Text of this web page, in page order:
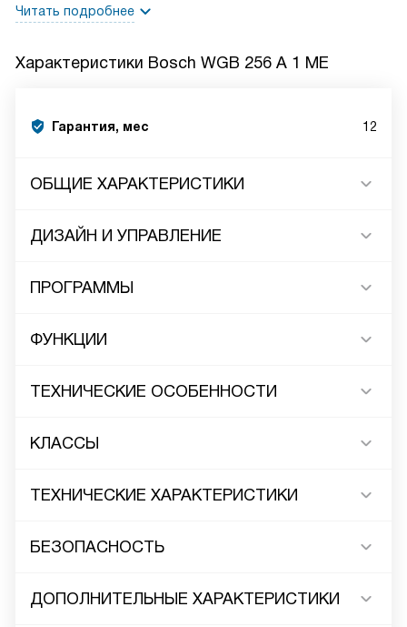
Читать подробнее
Характеристики Bosch WGB 256 A 1 ME
Гарантия, мес 12
ОБЩИЕ ХАРАКТЕРИСТИКИ
ДИЗАЙН И УПРАВЛЕНИЕ
ПРОГРАММЫ
ФУНКЦИИ
ТЕХНИЧЕСКИЕ ОСОБЕННОСТИ
КЛАССЫ
ТЕХНИЧЕСКИЕ ХАРАКТЕРИСТИКИ
БЕЗОПАСНОСТЬ
ДОПОЛНИТЕЛЬНЫЕ ХАРАКТЕРИСТИКИ